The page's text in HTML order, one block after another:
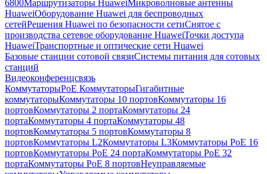
6800Маршрутизаторы HuaweiМикроволновые антенны
HuaweiОборудование Huawei для беспроводных
сетейРешения Huawei по безопасности сетиСнятое с
производства сетевое оборудование HuaweiТочки доступа
HuaweiТранспортные и оптические сети Huawei
Базовые станции сотовой связиСистемы питания для сотовых
станций
Видеоконференцсвязь
КоммутаторыPoE КоммутаторыГигабитные
коммутаторыКоммутаторы 10 портовКоммутаторы 16
портовКоммутаторы 2 портаКоммутаторы 24
портаКоммутаторы 4 портаКоммутаторы 48
портовКоммутаторы 5 портовКоммутаторы 8
портовКоммутаторы L2Коммутаторы L3Коммутаторы PoE 16
портовКоммутаторы PoE 24 портаКоммутаторы PoE 32
портаКоммутаторы PoE 8 портовНеуправляемые